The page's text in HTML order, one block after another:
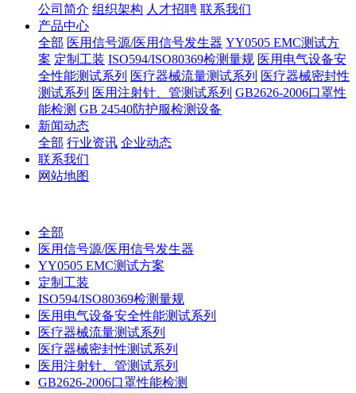
公司简介 组织架构 人才招聘 联系我们
产品中心
全部 医用信号源/医用信号发生器 YY0505 EMC测试方
案 定制工装 ISO594/ISO80369检测量规 医用电气设备安
全性能测试系列 医疗器械流量测试系列 医疗器械密封性
测试系列 医用注射针、管测试系列 GB2626-2006口罩性
能检测 GB 24540防护服检测设备
新闻动态
全部 行业资讯 企业动态
联系我们
网站地图
全部
医用信号源/医用信号发生器
YY0505 EMC测试方案
定制工装
ISO594/ISO80369检测量规
医用电气设备安全性能测试系列
医疗器械流量测试系列
医疗器械密封性测试系列
医用注射针、管测试系列
GB2626-2006口罩性能检测